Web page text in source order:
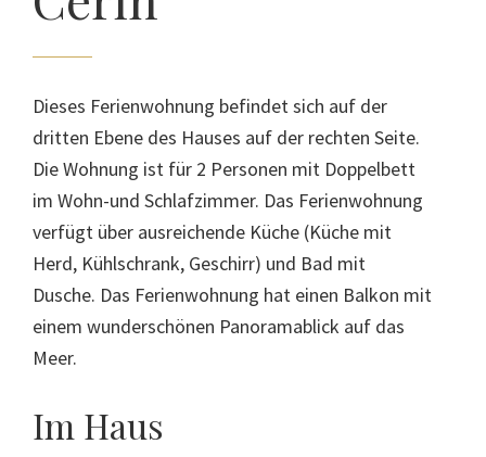
Dieses Ferienwohnung befindet sich auf der
dritten Ebene des Hauses auf der rechten Seite.
Die Wohnung ist für 2 Personen mit Doppelbett
im Wohn-und Schlafzimmer. Das Ferienwohnung
verfügt über ausreichende Küche (Küche mit
Herd, Kühlschrank, Geschirr) und Bad mit
Dusche. Das Ferienwohnung hat einen Balkon mit
einem wunderschönen Panoramablick auf das
Meer.
Im Haus